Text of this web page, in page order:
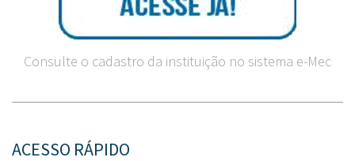
Consulte o cadastro da instituição no sistema e-Mec
ACESSO RÁPIDO